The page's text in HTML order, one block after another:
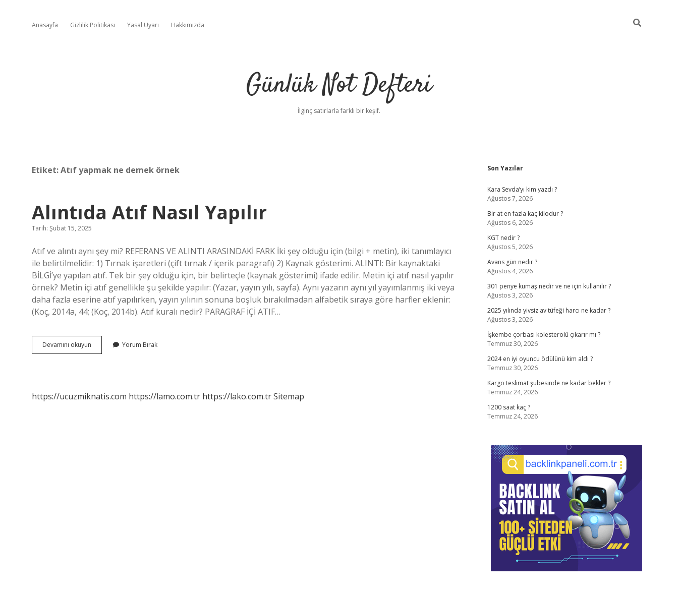
Anasayfa Gizlilik Politikası Yasal Uyarı Hakkımızda
Günlük Not Defteri
İlginç satırlarla farklı bir keşif.
Etiket:Atıf yapmak ne demek örnek
Alıntıda Atıf Nasıl Yapılır
Tarih: Şubat 15, 2025
Atıf ve alıntı aynı şey mi? REFERANS VE ALINTI ARASINDAKİ FARK İki şey olduğu için (bilgi + metin), iki tanımlayıcı
ile belirtilmelidir: 1) Tırnak işaretleri (çift tırnak / içerik paragrafı) 2) Kaynak gösterimi. ALINTI: Bir kaynaktaki
BİLGİ’ye yapılan atıf. Tek bir şey olduğu için, bir belirteçle (kaynak gösterimi) ifade edilir. Metin içi atıf nasıl yapılır
örnek? Metin içi atıf genellikle şu şekilde yapılır: (Yazar, yayın yılı, sayfa). Aynı yazarın aynı yıl yayımlanmış iki veya
daha fazla eserine atıf yapılırken, yayın yılının sonuna boşluk bırakılmadan alfabetik sıraya göre harfler eklenir:
(Koç, 2014a, 44; (Koç, 2014b). Atıf kuralı nedir? PARAGRAF İÇİ ATIF…
Devamını okuyun
Atıf
Yorum Bırak
https://ucuzmiknatis.com https://lamo.com.tr https://lako.com.trSitemap
Sidebar
Son Yazılar
Kara Sevda’yı kim yazdı ?
Ağustos 7, 2026
Bir at en fazla kaç kilodur ?
Ağustos 6, 2026
KGT nedir ?
Ağustos 5, 2026
Avans gün nedir ?
Ağustos 4, 2026
301 penye kumaş nedir ve ne için kullanılır ?
Ağustos 3, 2026
2025 yılında yivsiz av tüfeği harcı ne kadar ?
Ağustos 3, 2026
İşkembe çorbası kolesterolü çıkarır mı ?
Temmuz 30, 2026
2024 en iyi oyuncu ödülünü kim aldı ?
Temmuz 30, 2026
Kargo teslimat şubesinde ne kadar bekler ?
Temmuz 24, 2026
1200 saat kaç ?
Temmuz 24, 2026